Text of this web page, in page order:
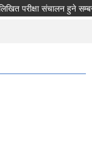
परीक्षा संचालन हुने सम्बन्धी